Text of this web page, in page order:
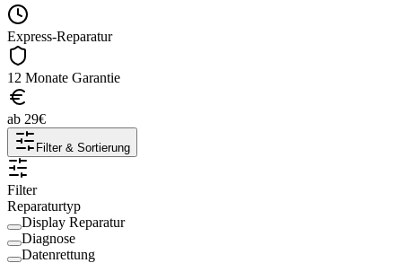
Express-Reparatur
12 Monate Garantie
ab 29€
Filter & Sortierung
Filter
Reparaturtyp
Display Reparatur
Diagnose
Datenrettung